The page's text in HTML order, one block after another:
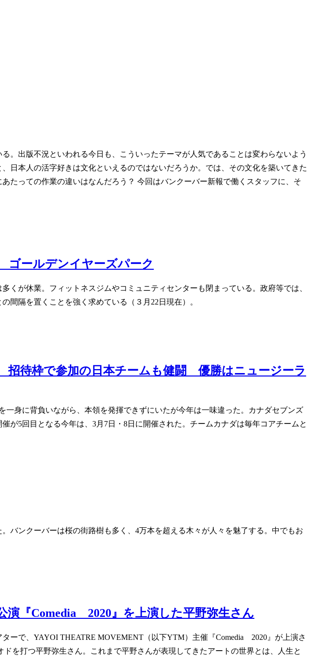
。出版不況といわれる今日も、こういったテーマが人気であることは変わらないよう
日本人の活字好きは文化といえるのではないだろうか。では、その文化を築いてきた
たっての作業の違いはなんだろう？ 今回はバンクーバー新報で働くスタッフに、そ
ールデンイヤーズパーク
が休業。フィットネスジムやコミュニティセンターも閉まっている。政府等では、
間隔を置くことを強く求めている（３月22日現在）。
待枠で参加の日本チームも健闘 優勝はニュージーラ
身に背負いながら、本領を発揮できずにいたが今年は一味違った。カナダセブンズ
が5回目となる今年は、3月7日・8日に開催された。チームカナダは毎年コアチームと
バンクーバーは桜の街路樹も多く、4万本を超える木々が人々を魅了する。中でもお
『Comedia 2020』を上演した平野弥生さん
ーで、YAYOI THEATRE MOVEMENT（以下YTM）主催『Comedia 2020』が上演さ
を打つ平野弥生さん。これまで平野さんが表現してきたアートの世界とは、人生と